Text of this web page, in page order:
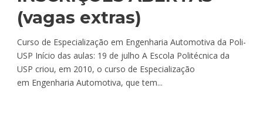
(vagas extras)
Curso de Especialização em Engenharia Automotiva da Poli-
USP Início das aulas: 19 de julho A Escola Politécnica da
USP criou, em 2010, o curso de Especialização
em Engenharia Automotiva, que tem...